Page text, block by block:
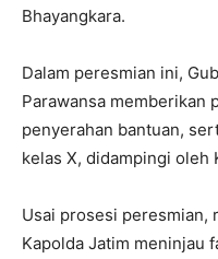
Bhayangkara.
Dalam peresmian ini,
Parawansa memberikan
penyerahan bantuan,
kelas X, didampingi oleh
Usai prosesi peresmian,
Kapolda Jatim meninjau